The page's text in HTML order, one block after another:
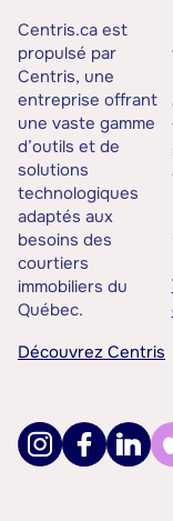
Centris.ca est
propulsé par
Centris, une
entreprise offrant
une vaste gamme
d’outils et de
solutions
technologiques
adaptés aux
besoins des
courtiers
immobiliers du
Québec.
Découvrez Centris